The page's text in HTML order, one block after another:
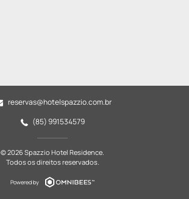
reservas@hotelspazzio.com.br
(85) 991534579
© 2026 Spazzio Hotel Residence.
Todos os direitos reservados.
Powered by